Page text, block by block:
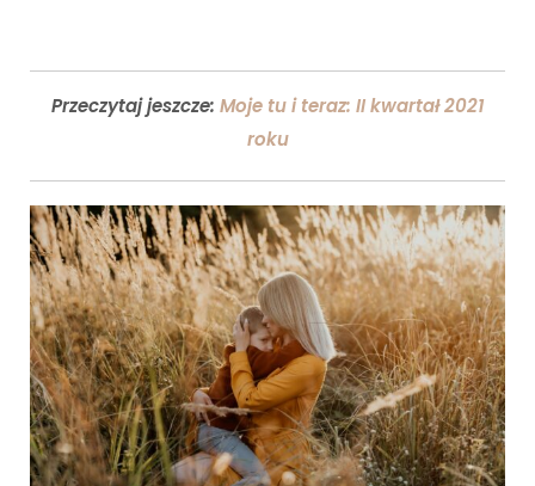
Przeczytaj jeszcze: Moje tu i teraz: II kwartał 2021
roku